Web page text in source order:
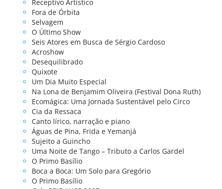
Receptivo Artístico
Fora de Órbita
Selvagem
O Último Show
Seis Atores em Busca de Sérgio Cardoso
Acroshow
Desequilibrado
Quixote
Um Dia Muito Especial
Na Lona de Benjamim Oliveira (Festival Dona Ruth)
Ecomágica: Uma Jornada Sustentável pelo Circo
Cia da Ressaca
Canto lírico, narração e piano
Águas de Pina, Frida e Yemanjá
Sujeito a Guincho
Uma Noite de Tango – Tributo a Carlos Gardel
O Primo Basílio
Boca a Boca: Um Solo para Gregório
O Primo Basílio